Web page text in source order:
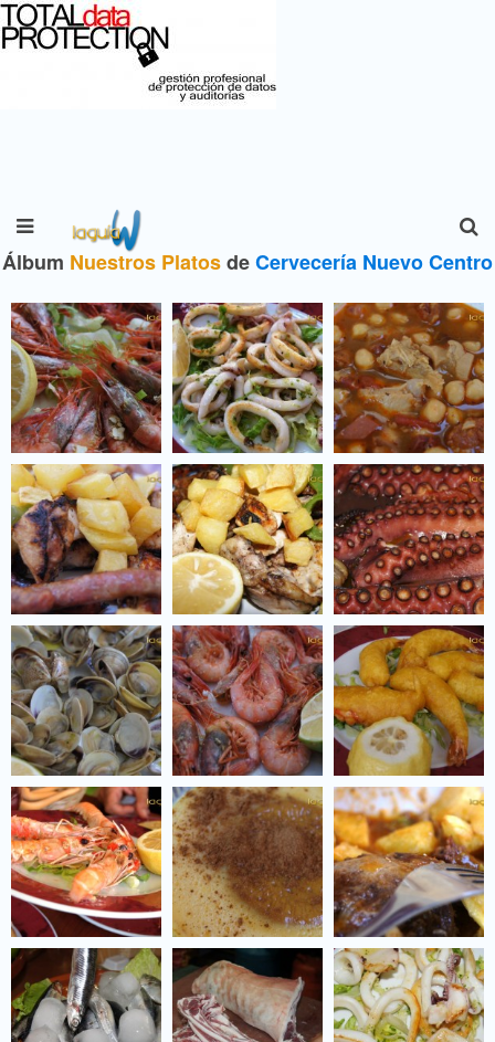
Álbum Nuestros PlatosdeCervecería Nuevo Centro